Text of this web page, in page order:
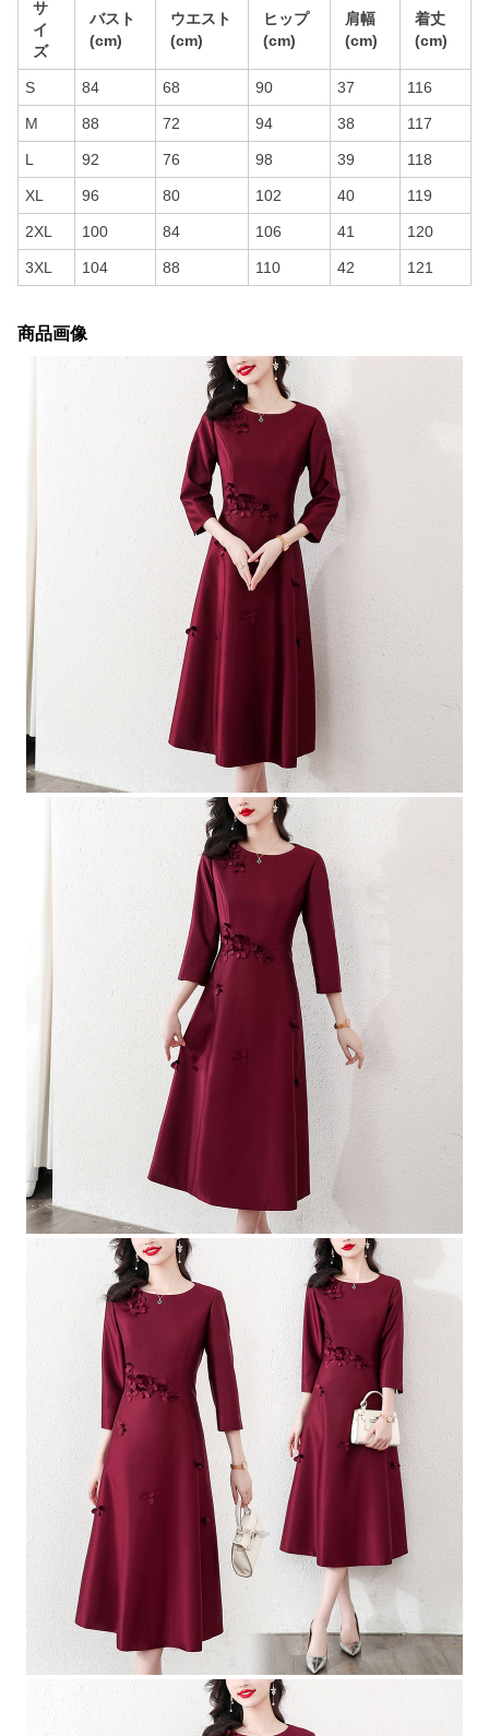
サ
イ
ズ
バスト
(cm)
ウエスト
(cm)
ヒップ
(cm)
肩幅
(cm)
着丈
(cm)
S 84 68 90 37 116
M 88 72 94 38 117
L 92 76 98 39 118
XL 96 80 102 40 119
2XL 100 84 106 41 120
3XL 104 88 110 42 121
商品画像